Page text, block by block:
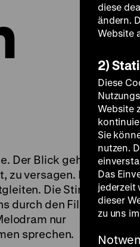
Der Blick gehört
zu versagen. Mit
Die Stimme
durch den Film
nur
sprechen.
diese
ändern.
Website
2)
Diese
Website
Sie
nutzen.
Das
jederzeit
dieser
zu uns im